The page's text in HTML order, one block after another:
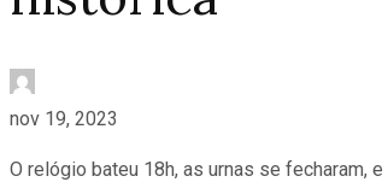
nov 19, 2023
O relógio bateu 18h, as urnas se fecharam,